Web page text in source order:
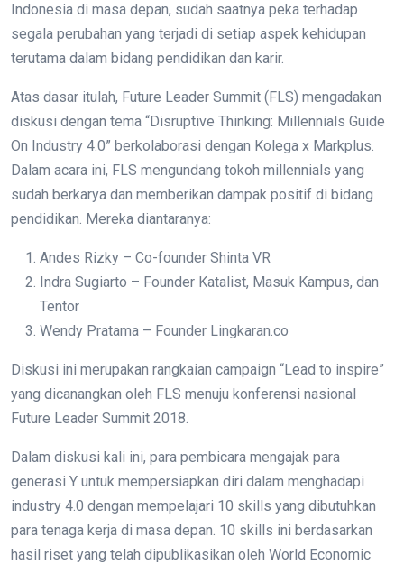
Indonesia di masa depan, sudah saatnya peka terhadap
segala perubahan yang terjadi di setiap aspek kehidupan
terutama dalam bidang pendidikan dan karir.
Atas dasar itulah, Future Leader Summit (FLS) mengadakan
diskusi dengan tema “Disruptive Thinking: Millennials Guide
On Industry 4.0” berkolaborasi dengan Kolega x Markplus.
Dalam acara ini, FLS mengundang tokoh millennials yang
sudah berkarya dan memberikan dampak positif di bidang
pendidikan. Mereka diantaranya:
Andes Rizky – Co-founder Shinta VR
Indra Sugiarto – Founder Katalist, Masuk Kampus, dan
Tentor
Wendy Pratama – Founder Lingkaran.co
Diskusi ini merupakan rangkaian campaign “Lead to inspire”
yang dicanangkan oleh FLS menuju konferensi nasional
Future Leader Summit 2018.
Dalam diskusi kali ini, para pembicara mengajak para
generasi Y untuk mempersiapkan diri dalam menghadapi
industry 4.0 dengan mempelajari 10 skills yang dibutuhkan
para tenaga kerja di masa depan. 10 skills ini berdasarkan
hasil riset yang telah dipublikasikan oleh World Economic